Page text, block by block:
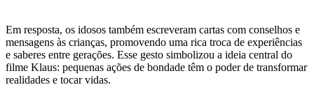
Em resposta, os idosos também escreveram cartas com conselhos e
mensagens às crianças, promovendo uma rica troca de experiências
e saberes entre gerações. Esse gesto simbolizou a ideia central do
filme Klaus: pequenas ações de bondade têm o poder de transformar
realidades e tocar vidas.